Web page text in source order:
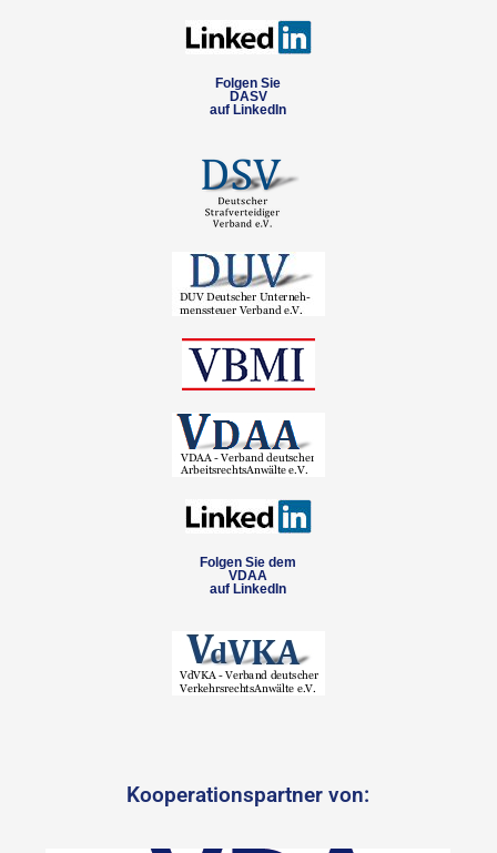
Folgen Sie
DASV
auf LinkedIn
Folgen Sie dem
VDAA
auf LinkedIn
Kooperationspartner von: